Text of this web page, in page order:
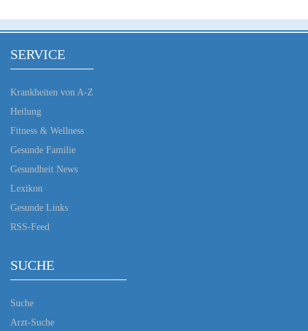
SERVICE
Krankheiten von A-Z
Heilung
Fitness & Wellness
Gesunde Familie
Gesundheit News
Lexikon
Gesunde Links
RSS-Feed
SUCHE
Suche
Arzt-Suche